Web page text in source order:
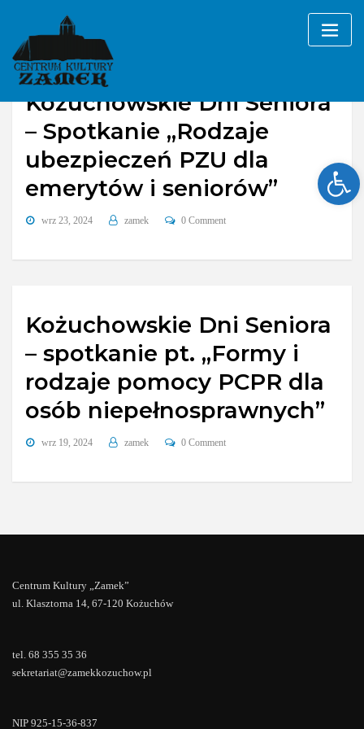
content
Kożuchowskie Dni Seniora
– Spotkanie „Rodzaje
ubezpieczeń PZU dla
emerytów i seniorów”
wrz 23, 2024 zamek 0 Comment
Kożuchowskie Dni Seniora
– spotkanie pt. „Formy i
rodzaje pomocy PCPR dla
osób niepełnosprawnych”
wrz 19, 2024 zamek 0 Comment
Centrum Kultury „Zamek”
ul. Klasztorna 14, 67-120 Kożuchów
tel. 68 355 35 36
sekretariat@zamekkozuchow.pl
NIP 925-15-36-837